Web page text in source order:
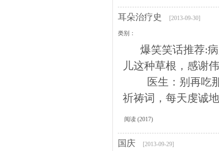
耳朵治疗史 [2013-09-30]
类别：
爆笑笑话推荐:
儿这种草根，感谢
医生：别再吃那
祈祷词，每天虔诚
阅读 (2017)
国庆 [2013-09-29]